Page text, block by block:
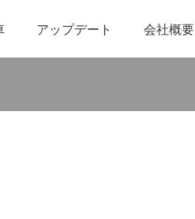
アップデート 会社概要